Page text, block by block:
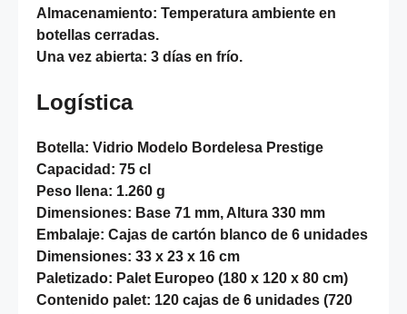
Almacenamiento: Temperatura ambiente en
botellas cerradas.
Una vez abierta: 3 días en frío.
Logística
Botella: Vidrio Modelo Bordelesa Prestige
Capacidad: 75 cl
Peso llena: 1.260 g
Dimensiones: Base 71 mm, Altura 330 mm
Embalaje: Cajas de cartón blanco de 6 unidades
Dimensiones: 33 x 23 x 16 cm
Paletizado: Palet Europeo (180 x 120 x 80 cm)
Contenido palet: 120 cajas de 6 unidades (720